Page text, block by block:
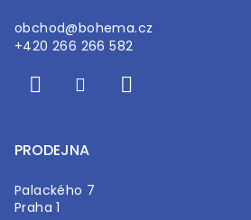
obchod@bohema.cz
+420 266 266 582
PRODEJNA
Palackého 7
Praha 1